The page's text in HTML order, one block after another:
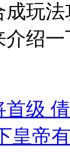
玩
介绍
级
皇帝